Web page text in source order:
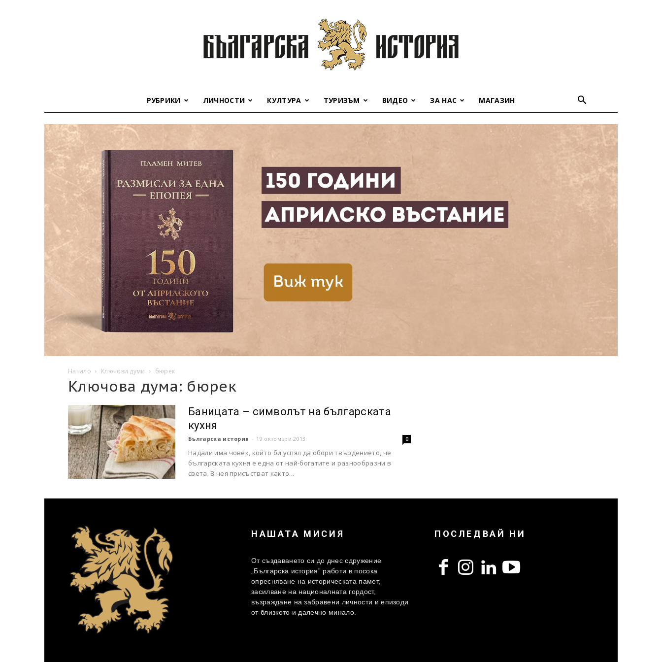
история
РУБРИКИ ЛИЧНОСТИ КУЛТУРА ТУРИЗЪМ ВИДЕО ЗА НАС МАГАЗИН
Начало Ключови думи бюрек
Ключова дума: бюрек
Баницата – символът на българската
кухня
Българска история - 19 октомври 2013 0
Надали има човек, който би успял да обори твърдението, че
българската кухня е една от най-богатите и разнообразни в
света. В нея присъстват както...
НАШАТА МИСИЯ
От създаването си до днес сдружение
„Българска история” работи в посока
опресняване на историческата памет,
засилване на националната гордост,
възраждане на забравени личности и епизоди
от близкото и далечно минало.
ПОСЛЕДВАЙ НИ